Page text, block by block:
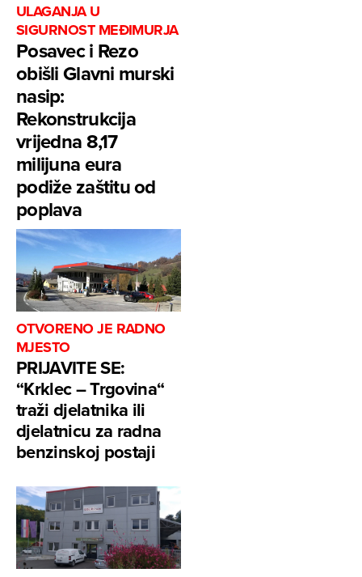
ULAGANJA U
SIGURNOST MEĐIMURJA
Posavec i Rezo
obišli Glavni murski
nasip:
Rekonstrukcija
vrijedna 8,17
milijuna eura
podiže zaštitu od
poplava
OTVORENO JE RADNO
MJESTO
PRIJAVITE SE:
“Krklec – Trgovina“
traži djelatnika ili
djelatnicu za radna
benzinskoj postaji